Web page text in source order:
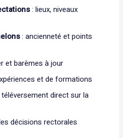
: lieux, niveaux
: ancienneté et points
et barèmes à jour
et de formations
direct sur la
décisions rectorales